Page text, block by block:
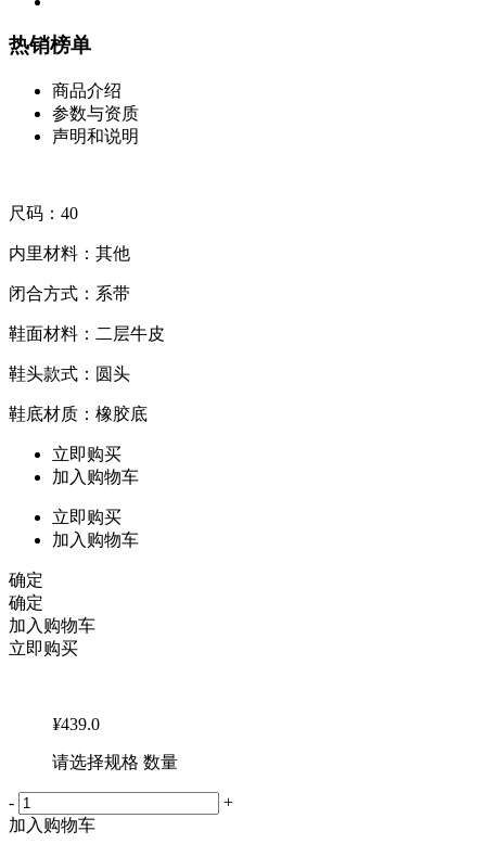
热销榜单
商品介绍
参数与资质
声明和说明
尺码：40
内里材料：其他
闭合方式：系带
鞋面材料：二层牛皮
鞋头款式：圆头
鞋底材质：橡胶底
立即购买
加入购物车
立即购买
加入购物车
确定
确定
加入购物车
立即购买
¥439.0
请选择规格 数量
-
+
加入购物车